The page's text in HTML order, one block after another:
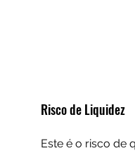
Risco de Liquidez
Este é o risco de